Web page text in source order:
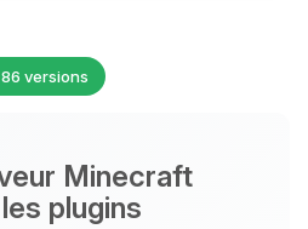
versions
Minecraft
plugins